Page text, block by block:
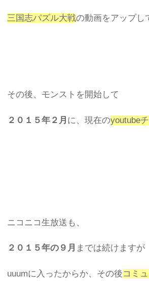
三国志パズル大戦の動画をアップし
その後、モンストを開始して
２０１５年２月 に、現在のyoutube
ニコニコ生放送も、
２０１５年の９月 までは続けますが
uuumに入ったからか、その後コミ